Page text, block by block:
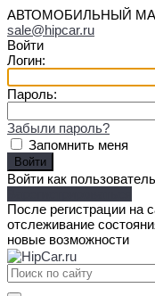
АВТОМОБИЛЬНЫЙ
sale@hipcar.ru
Войти
Логин:
Пароль:
Забыли пароль?
Запомнить меня
Войти как пользователь
После регистрации на
отслеживание
новые возможности